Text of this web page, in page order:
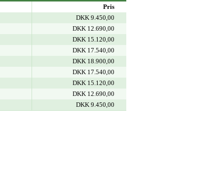
Pris
DKK 9.450,00
DKK 12.690,00
DKK 15.120,00
DKK 17.540,00
DKK 18.900,00
DKK 17.540,00
DKK 15.120,00
DKK 12.690,00
DKK 9.450,00